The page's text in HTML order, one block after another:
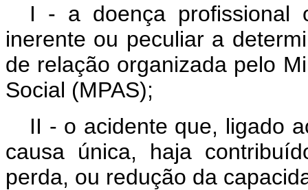
I - a doença profissional
inerente ou peculiar a
de relação organizada pelo
Social (MPAS);
II - o acidente que, ligado
causa única, haja
perda, ou redução da